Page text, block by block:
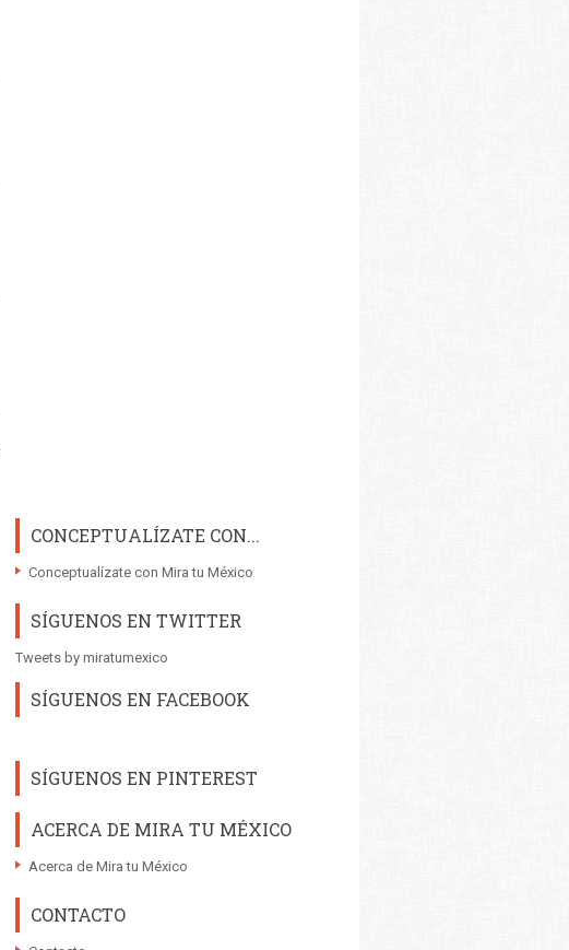
CONCEPTUALÍZATE CON...
Conceptualízate con Mira tu México
SÍGUENOS EN TWITTER
Tweets by miratumexico
SÍGUENOS EN FACEBOOK
SÍGUENOS EN PINTEREST
ACERCA DE MIRA TU MÉXICO
Acerca de Mira tu México
CONTACTO